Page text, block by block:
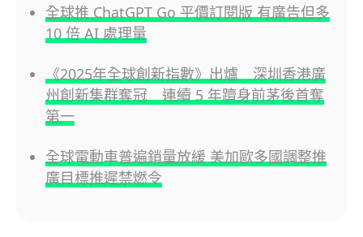
全球推 ChatGPT Go 平價訂閱版 有廣告但多
10 倍 AI 處理量
《2025年全球創新指數》出爐 深圳香港廣
州創新集群奪冠 連續 5 年躋身前茅後首奪
第一
全球電動車普遍銷量放緩 美加歐多國調整推
廣目標推遲禁燃令